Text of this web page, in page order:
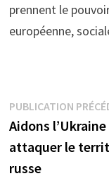
prennent le
européenne,
Navigation
de
l’article
PUBLICATION
Aidons l’Ukraine
attaquer le
russe